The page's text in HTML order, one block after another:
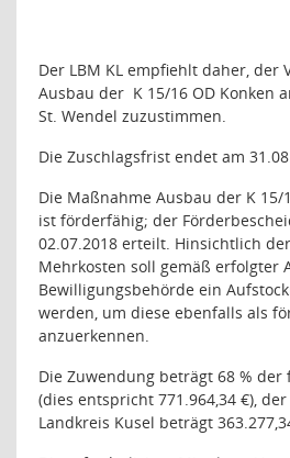
Der LBM KL empfiehlt daher, der
Ausbau der K 15/16 OD Konken
St. Wendel zuzustimmen.
Die Zuschlagsfrist endet am
Die Maßnahme Ausbau der K 15/
ist förderfähig; der
02.07.2018 erteilt. Hinsichtlich
Mehrkosten soll gemäß erfolgter
Bewilligungsbehörde ein
werden, um diese ebenfalls als
anzuerkennen.
Die Zuwendung beträgt 68 %
(dies entspricht 771.964,34 €),
Landkreis Kusel beträgt